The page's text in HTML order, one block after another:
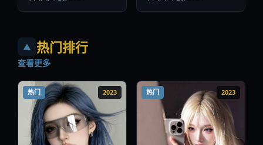
旧街校服·终章
中国香港电影2023
西厢首映番外
中国台湾电影2023